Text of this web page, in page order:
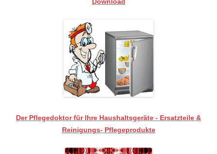
Der Pflegedoktor für Ihre Haushaltsgeräte - Ersatzteile &
Reinigungs- Pflegeprodukte